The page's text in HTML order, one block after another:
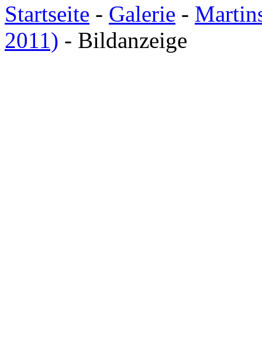
Startseite - Galerie -
2011) - Bildanzeige